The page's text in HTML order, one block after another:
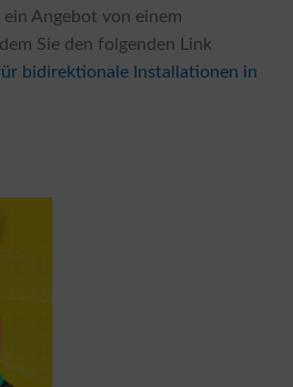
Angebot von einem
Sie den folgenden Link
bidirektionale Installationen in